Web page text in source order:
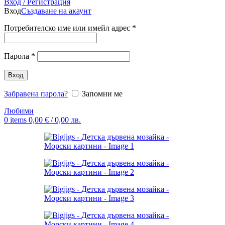
Вход / Регистрация
ВходСъздаване на акаунт
Потребителско име или имейл адрес *
Парола *
Вход
Забравена парола?
Запомни ме
Любими
0 items 0,00 € / 0,00 лв.